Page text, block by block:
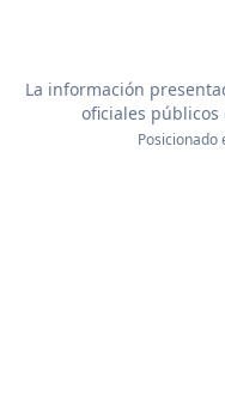
La información
oficiales públicos
Posicionado